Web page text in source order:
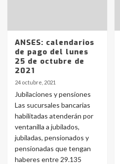
ANSES: calendarios
de pago del lunes
25 de octubre de
2021
24 octubre, 2021
Jubilaciones y pensiones
Las sucursales bancarias
habilitadas atenderán por
ventanilla a jubilados,
jubiladas, pensionados y
pensionadas que tengan
haberes entre 29.135